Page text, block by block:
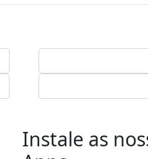
Instale as